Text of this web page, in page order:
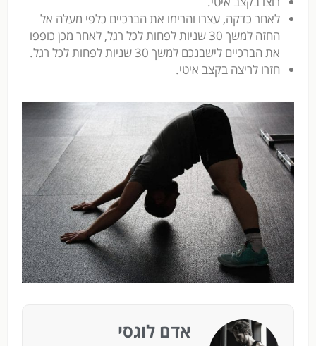
לאחר כדקה, עצרו והרימו את הברכיים כלפי מעלה אל
החזה למשך 30 שניות לפחות לכל רגל, לאחר מכן כופפו
את הברכיים לישבנכם למשך 30 שניות לפחות לכל רגל.
חזרו לריצה בקצב איטי.
אדם לוגסי